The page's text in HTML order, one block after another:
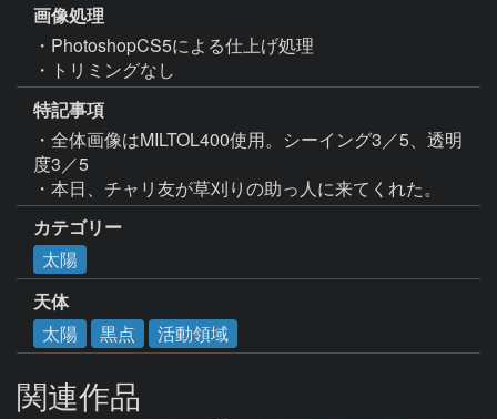
画像処理
・PhotoshopCS5による仕上げ処理
・トリミングなし
特記事項
・全体画像はMILTOL400使用。シーイング3／5、透明
度3／5
カテゴリー
太陽
天体
太陽
黒点 活動領域
関連作品